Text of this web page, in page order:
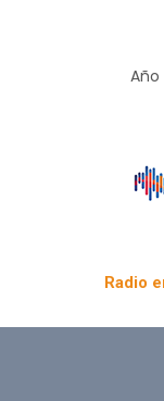
Año
Radio